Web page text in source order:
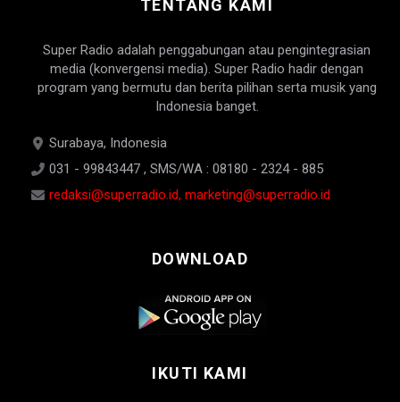
TENTANG KAMI
Super Radio adalah penggabungan atau pengintegrasian
media (konvergensi media). Super Radio hadir dengan
program yang bermutu dan berita pilihan serta musik yang
Indonesia banget.
Surabaya, Indonesia
031 - 99843447 , SMS/WA : 08180 - 2324 - 885
redaksi@superradio.id, marketing@superradio.id
DOWNLOAD
IKUTI KAMI